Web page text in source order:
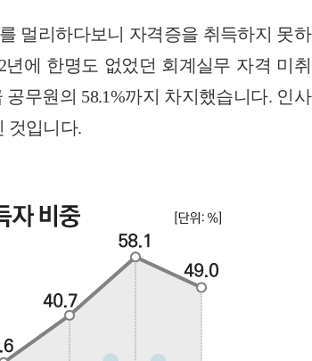
멀리하다보니 자격증을 취득하지 못하
년에 한명도 없었던 회계실무 자격 미취
무원의 58.1%까지 차지했습니다. 인사
것입니다.